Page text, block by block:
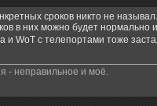
сроков никто не
в них можно будет нормально
и WoT с телепортами тоже
- неправильное и моё.